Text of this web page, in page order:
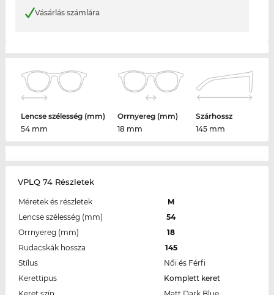
Vásárlás számlára
Lencse szélesség (mm)
54 mm
Orrnyereg (mm)
18 mm
Szárhossz
145 mm
VPLQ 74 Részletek
Méretek és részletek
M
Lencse szélesség (mm)
54
Orrnyereg (mm)
18
Rudacskák hossza
145
Stílus
Női és Férfi
Kerettipus
Komplett keret